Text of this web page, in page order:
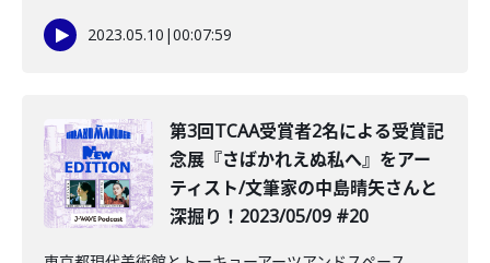
2023.05.10 |00:07:59
第3回TCAA受賞者2名による受賞記
念展『さばかれえぬ私へ』をアー
ティスト/文筆家の中島晴矢さんと
深掘り！2023/05/09 #20